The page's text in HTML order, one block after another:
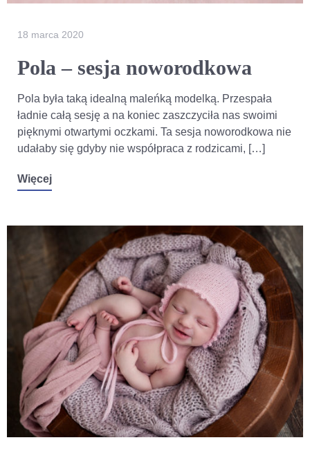
18 marca 2020
Pola – sesja noworodkowa
Pola była taką idealną maleńką modelką. Przespała
ładnie całą sesję a na koniec zaszczyciła nas swoimi
pięknymi otwartymi oczkami. Ta sesja noworodkowa nie
udałaby się gdyby nie współpraca z rodzicami, […]
Więcej